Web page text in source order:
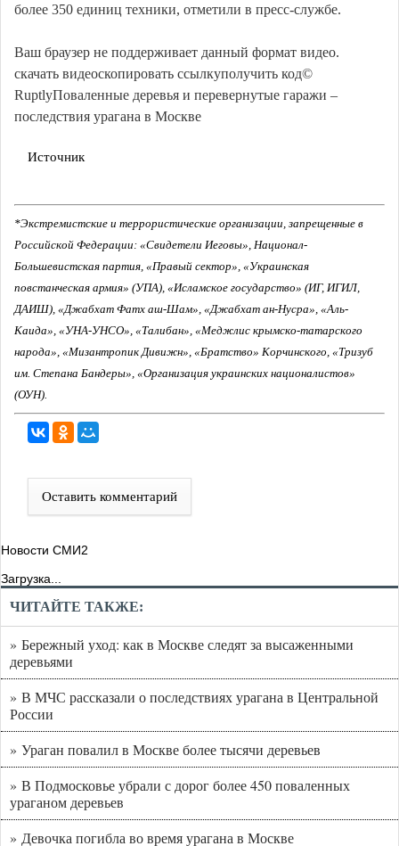
более 350 единиц техники, отметили в пресс-службе.
Ваш браузер не поддерживает данный формат видео.
скачать видеоскопировать ссылкуполучить код©
RuptlyПоваленные деревья и перевернутые гаражи –
последствия урагана в Москве
Источник
*Экстремистские и террористические организации, запрещенные в
Российской Федерации: «Свидетели Иеговы», Национал-
Большевистская партия, «Правый сектор», «Украинская
повстанческая армия» (УПА), «Исламское государство» (ИГ, ИГИЛ,
ДАИШ), «Джабхат Фатх аш-Шам», «Джабхат ан-Нусра», «Аль-
Каида», «УНА-УНСО», «Талибан», «Меджлис крымско-татарского
народа», «Мизантропик Дивижн», «Братство» Корчинского, «Тризуб
им. Степана Бандеры», «Организация украинских националистов»
(ОУН).
Оставить комментарий
Новости СМИ2
Загрузка...
ЧИТАЙТЕ ТАКЖЕ:
» Бережный уход: как в Москве следят за высаженными
деревьями
» В МЧС рассказали о последствиях урагана в Центральной
России
» Ураган повалил в Москве более тысячи деревьев
» В Подмосковье убрали с дорог более 450 поваленных
ураганом деревьев
» Девочка погибла во время урагана в Москве